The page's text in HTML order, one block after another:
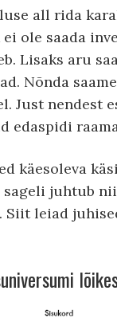
all rida
ole saada
Lisaks aru
Nõnda
Just nendest
käesoleva
juhtub
leiad